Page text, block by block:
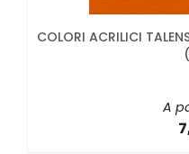
COLORI ACRILICI
A